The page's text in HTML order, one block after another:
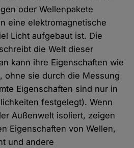
oder Wellenpakete
eine elektromagnetische
Licht aufgebaut ist. Die
die Welt dieser
kann ihre Eigenschaften wie
ohne sie durch die Messung
Eigenschaften sind nur in
festgelegt). Wenn
Außenwelt isoliert, zeigen
Eigenschaften von Wellen,
und andere